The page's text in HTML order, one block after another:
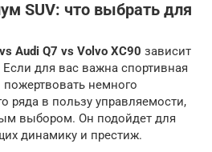
SUV: что выбрать для
Audi Q7 vs Volvo XC90 зависит
для вас важна спортивная
немного
ряда в пользу управляемости,
выбором. Он подойдет для
динамику и престиж.